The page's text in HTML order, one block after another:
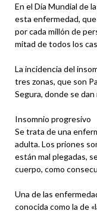
En el Día Mundial de
esta enfermedad,
por cada millón de
mitad de todos los
La incidencia del
tres zonas, que son
Segura, donde se
Insomnio progresivo
Se trata de una
adulta. Los priones
están mal plegadas,
cuerpo, como
Una de las
conocida como la de